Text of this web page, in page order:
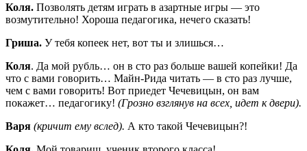
Коля. Позволять детям играть в азартные игры — это
возмутительно! Хороша педагогика, нечего сказать!
Гриша. У тебя копеек нет, вот ты и злишься…
Коля. Да мой рубль… он в сто раз больше вашей копейки! Да
что с вами говорить… Майн-Рида читать — в сто раз лучше,
чем с вами говорить! Вот приедет Чечевицын, он вам
покажет… педагогику! (Грозно взглянув на всех, идет к двери).
Варя (кричит ему вслед). А кто такой Чечевицын?!